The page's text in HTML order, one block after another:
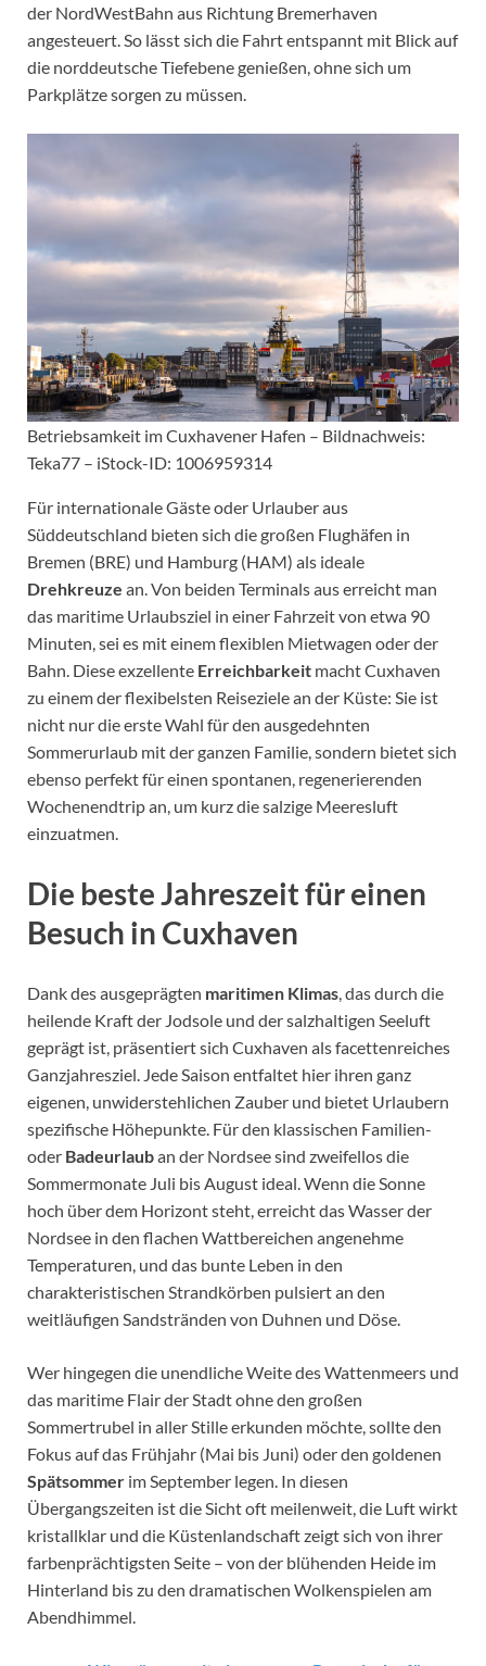
der NordWestBahn aus Richtung Bremerhaven
angesteuert. So lässt sich die Fahrt entspannt mit Blick auf
die norddeutsche Tiefebene genießen, ohne sich um
Parkplätze sorgen zu müssen.
Betriebsamkeit im Cuxhavener Hafen – Bildnachweis:
Teka77 – iStock-ID: 1006959314
Für internationale Gäste oder Urlauber aus
Süddeutschland bieten sich die großen Flughäfen in
Bremen (BRE) und Hamburg (HAM) als ideale
Drehkreuze an. Von beiden Terminals aus erreicht man
das maritime Urlaubsziel in einer Fahrzeit von etwa 90
Minuten, sei es mit einem flexiblen Mietwagen oder der
Bahn. Diese exzellente Erreichbarkeit macht Cuxhaven
zu einem der flexibelsten Reiseziele an der Küste: Sie ist
nicht nur die erste Wahl für den ausgedehnten
Sommerurlaub mit der ganzen Familie, sondern bietet sich
ebenso perfekt für einen spontanen, regenerierenden
Wochenendtrip an, um kurz die salzige Meeresluft
einzuatmen.
Die beste Jahreszeit für einen
Besuch in Cuxhaven
Dank des ausgeprägten maritimen Klimas, das durch die
heilende Kraft der Jodsole und der salzhaltigen Seeluft
geprägt ist, präsentiert sich Cuxhaven als facettenreiches
Ganzjahresziel. Jede Saison entfaltet hier ihren ganz
eigenen, unwiderstehlichen Zauber und bietet Urlaubern
spezifische Höhepunkte. Für den klassischen Familien-
oder Badeurlauban der Nordsee sind zweifellos die
Sommermonate Juli bis August ideal. Wenn die Sonne
hoch über dem Horizont steht, erreicht das Wasser der
Nordsee in den flachen Wattbereichen angenehme
Temperaturen, und das bunte Leben in den
charakteristischen Strandkörben pulsiert an den
weitläufigen Sandstränden von Duhnen und Döse.
Wer hingegen die unendliche Weite des Wattenmeers und
das maritime Flair der Stadt ohne den großen
Sommertrubel in aller Stille erkunden möchte, sollte den
Fokus auf das Frühjahr (Mai bis Juni) oder den goldenen
Spätsommer im September legen. In diesen
Übergangszeiten ist die Sicht oft meilenweit, die Luft wirkt
kristallklar und die Küstenlandschaft zeigt sich von ihrer
farbenprächtigsten Seite – von der blühenden Heide im
Hinterland bis zu den dramatischen Wolkenspielen am
Abendhimmel.